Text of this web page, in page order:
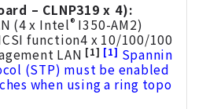
– CLNP319 x 4):
(4 x Intel® I350-AM2)
function4 x 10/100/100
LAN [1] [1] Spannin
(STP) must be enabled
when using a ring topo